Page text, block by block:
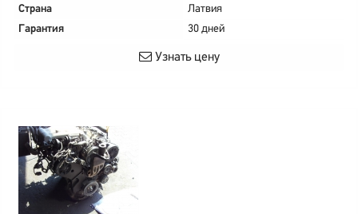
Страна
Латвия
Гарантия
30 дней
Узнать цену